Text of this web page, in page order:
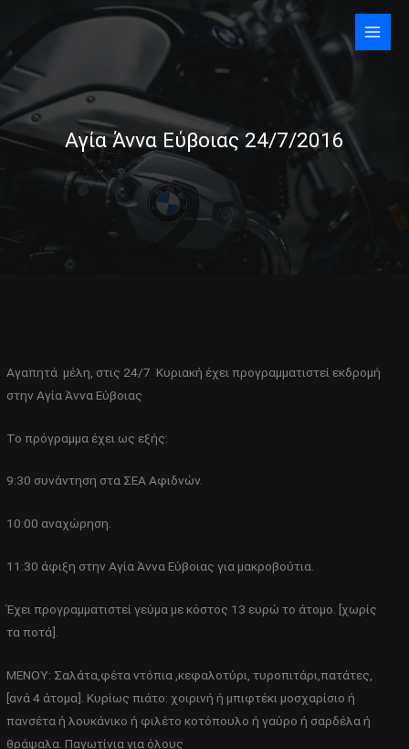
content
Αγία Άννα Εύβοιας 24/7/2016
Αγαπητά μέλη, στις 24/7 Κυριακή έχει προγραμματιστεί εκδρομή
στην Αγία Άννα Εύβοιας
Το πρόγραμμα έχει ως εξής:
9:30 συνάντηση στα ΣΕΑ Αφιδνών.
10:00 αναχώρηση.
11:30 άφιξη στην Αγία Άννα Εύβοιας για μακροβούτια.
Έχει προγραμματιστεί γεύμα με κόστος 13 ευρώ το άτομο. [χωρίς
τα ποτά].
ΜΕΝΟΥ: Σαλάτα,φέτα ντόπια ,κεφαλοτύρι, τυροπιτάρι,πατάτες,
[ανά 4 άτομα]. Κυρίως πιάτο: χοιρινή ή μπιφτέκι μοσχαρίσιο ή
πανσέτα ή λουκάνικο ή φιλέτο κοτόπουλο ή γαύρο ή σαρδέλα ή
θράψαλα. Παγωτίνια για όλους